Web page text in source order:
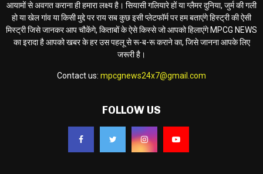
आयामों से अवगत कराना ही हमारा लक्ष्य है। सियासी गलियारे हों या ग्लैमर दुनिया, जुर्म की गली
हो या खेल गांव या किसी मुद्दे पर राय सब कुछ इसी प्लेटफॉर्म पर हम बताएंगे हिस्ट्री की ऐसी
मिस्ट्री जिसे जानकर आप चौकेंगे, किताबों के ऐसे किस्से जो आपको हिलाएंगे MPCG NEWS
का इरादा है आपको खबर के हर उस पहलू से रू-ब-रू कराने का, जिसे जानना आपके लिए
जरूरी है।
Contact us: mpcgnews24x7@gmail.com
FOLLOW US